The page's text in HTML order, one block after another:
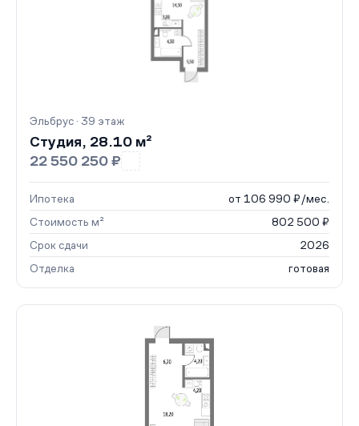
Эльбрус · 39 этаж
Студия, 28.10 м²
22 550 250 ₽
Ипотека
от 106 990 ₽/мес.
Стоимость м²
802 500 ₽
Срок сдачи
2026
Отделка
готовая